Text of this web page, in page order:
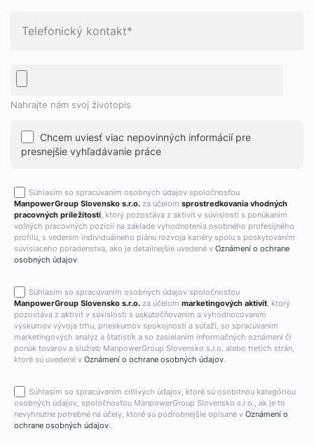
Nahrajte nám svoj životopis
Chcem uviesť viac nepovinných informácií pre
presnejšie vyhľadávanie práce
Súhlasím so spracúvaním osobných údajov spoločnosťou
ManpowerGroup Slovensko s.r.o. za účelom sprostredkovania vhodných
pracovných príležitostí, ktorý pozostáva z aktivít v súvislosti s ponúkaním
voľných pracovných pozícií na základe vyhodnotenia osobného profesijného
profilu, s vedením individuálneho plánu rozvoja kariéry spolu s poskytovaním
súvisiaceho poradenstva, ako je detailnejšie uvedené v Oznámení o ochrane
osobných údajov.
Súhlasím so spracúvaním osobných údajov spoločnosťou
ManpowerGroup Slovensko s.r.o. za účelom marketingových aktivít, ktorý
pozostáva z aktivít v súvislosti s uskutočňovaním a vyhodnocovaním
výskumov vývoja trhu, prieskumov spokojnosti a súťaží, so spracúvaním
marketingových analýz a štatistík a so zasielaním informačných oznámení či
ponúk tovarov a služieb ManpowerGroup Slovensko s.r.o. alebo tretích strán,
ktoré sú uvedené v Oznámení o ochrane osobných údajov.
Súhlasím so spracúvaním citlivých údajov, ktoré sú osobitnou kategóriou
osobných údajov, spoločnosťou ManpowerGroup Slovensko s.r.o., ak je to
nevyhnutne potrebné na účely, ktoré sú podrobnejšie opísané v Oznámení o
ochrane osobných údajov..